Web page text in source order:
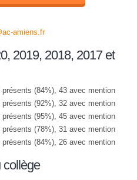
amiens.fr
2019, 2018, 2017 et
(84%), 43 avec mention
(92%), 32 avec mention
(95%), 45 avec mention
(78%), 31 avec mention
(84%), 26 avec mention
collège